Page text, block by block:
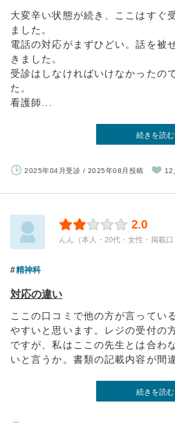
大変辛い状態が続き、ここはすぐ
ました。
電話の対応がまずひどい。話を被
きました。
受診はしなければいけなかったの
た。
看護師...
続きを読む
2025年04月受診 / 2025年08月投稿 12
2.0
んん（本人・20代・女性・掲載口
精神科
対応の違い
ここの口コミで他の方が言ってい
やすいと思います。レジの受付の
ですが、私はここの先生とは合わ
いと言うか。書類の記載内容が間
続きを読む